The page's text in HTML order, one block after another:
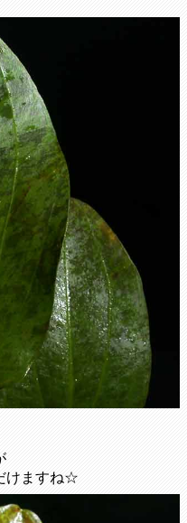
けますね☆